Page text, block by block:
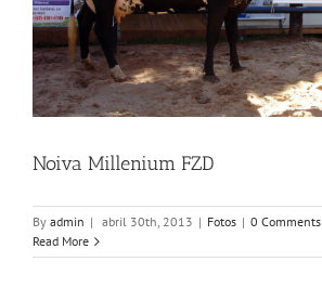
Noiva Millenium FZD
By admin | abril 30th, 2013 | Fotos | 0 Comments
Read More